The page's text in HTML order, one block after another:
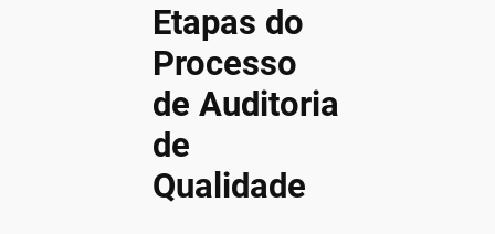
Etapas do
Processo
de Auditoria
de
Qualidade